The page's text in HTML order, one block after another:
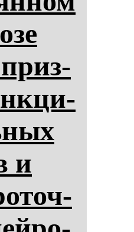
приз­
и